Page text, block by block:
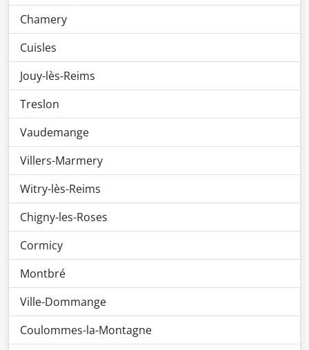
Chamery
Cuisles
Jouy-lès-Reims
Treslon
Vaudemange
Villers-Marmery
Witry-lès-Reims
Chigny-les-Roses
Cormicy
Montbré
Ville-Dommange
Coulommes-la-Montagne